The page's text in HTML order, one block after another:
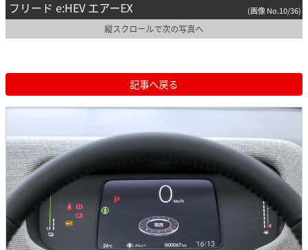
フリード e:HEV エアーEX (画像 No.10/36)
縦スクロールで次の写真へ
記事へ戻る